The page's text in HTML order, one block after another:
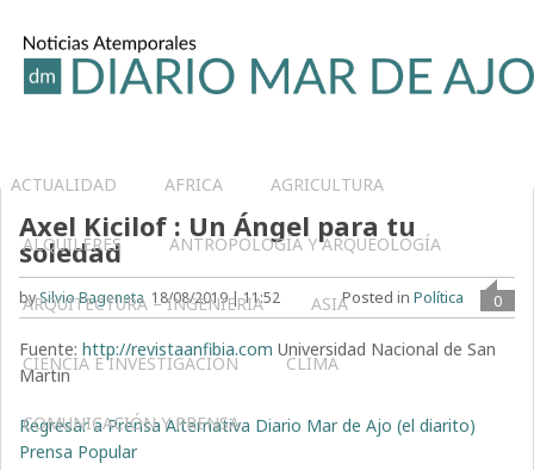
ACTUALIDAD AFRICA AGRICULTURA
ALQUILERES ANTROPOLOGÍA Y ARQUEOLOGÍA
ARQUITECTURA – INGENIERIA ASIA
CIENCIA E INVESTIGACIÓN CLIMA
COMUNICACIÓN Y PRENSA
Axel Kicilof : Un Ángel para tu
soledad
bySilvio Bageneta 18/08/2019 | 11:52 0
Posted in Política
Fuente:http://revistaanfibia.com Universidad Nacional de San
Martin
Regresar a Prensa Alternativa Diario Mar de Ajo (el diarito)
Prensa Popular